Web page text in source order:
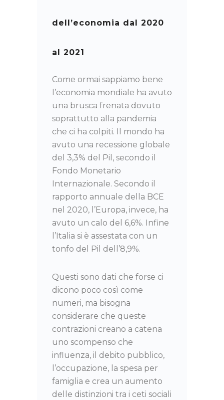
dell’economia dal 2020
al 2021
Come ormai sappiamo bene
l’economia mondiale ha avuto
una brusca frenata dovuto
soprattutto alla pandemia
che ci ha colpiti. Il mondo ha
avuto una recessione globale
del 3,3% del Pil, secondo il
Fondo Monetario
Internazionale. Secondo il
rapporto annuale della BCE
nel 2020, l’Europa, invece, ha
avuto un calo del 6,6%. Infine
l’Italia si è assestata con un
tonfo del Pil dell’8,9%.
Questi sono dati che forse ci
dicono poco così come
numeri, ma bisogna
considerare che queste
contrazioni creano a catena
uno scompenso che
influenza, il debito pubblico,
l’occupazione, la spesa per
famiglia e crea un aumento
delle distinzioni tra i ceti sociali